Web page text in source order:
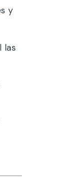
y
las